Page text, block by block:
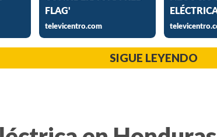
SIGUE LEYENDO